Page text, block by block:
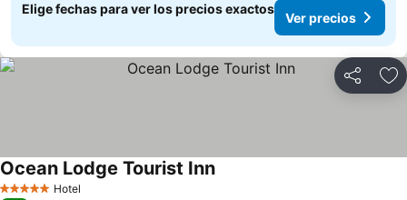
Elige fechas para ver los precios exactos
Ver precios
Compartir
5 Estrellas Hotel
Ocean Lodge Tourist Inn